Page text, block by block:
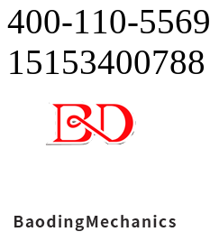
400-110-5569
15153400788